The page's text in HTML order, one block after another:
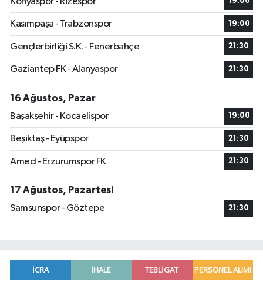
Kasımpaşa - Trabzonspor 19:00
Gençlerbirliği S.K. - Fenerbahçe 21:30
Gaziantep FK - Alanyaspor 21:30
16 Ağustos, Pazar
Başakşehir - Kocaelispor
19:00
Beşiktaş - Eyüpspor 21:30
Amed - Erzurumspor FK 21:30
17 Ağustos, Pazartesi
Samsunspor - Göztepe
21:30